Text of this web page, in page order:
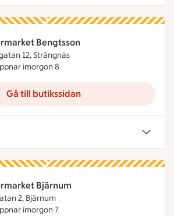
Bengtsson
12, Strängnäs
Bengtsson har stängt idag,
imorgon 8
Gå till butikssidan
Bjärnum
2, Bjärnum
Bjärnum har stängt idag,
imorgon 7